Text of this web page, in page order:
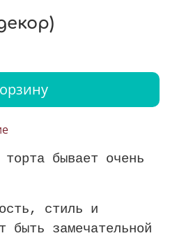
торта бывает очень
стиль и
быть замечательной